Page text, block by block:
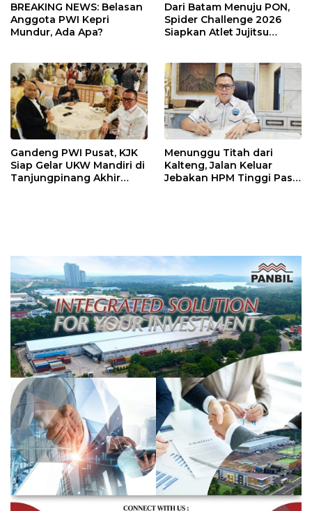
BREAKING NEWS: Belasan
Anggota PWI Kepri
Mundur, Ada Apa?
Dari Batam Menuju PON,
Spider Challenge 2026
Siapkan Atlet Jujitsu
Gandeng PWI Pusat, KJK
Siap Gelar UKW Mandiri di
Tanjungpinang Akhir
Menunggu Titah dari
Kalteng, Jalan Keluar
Jebakan HPM Tinggi Pasir